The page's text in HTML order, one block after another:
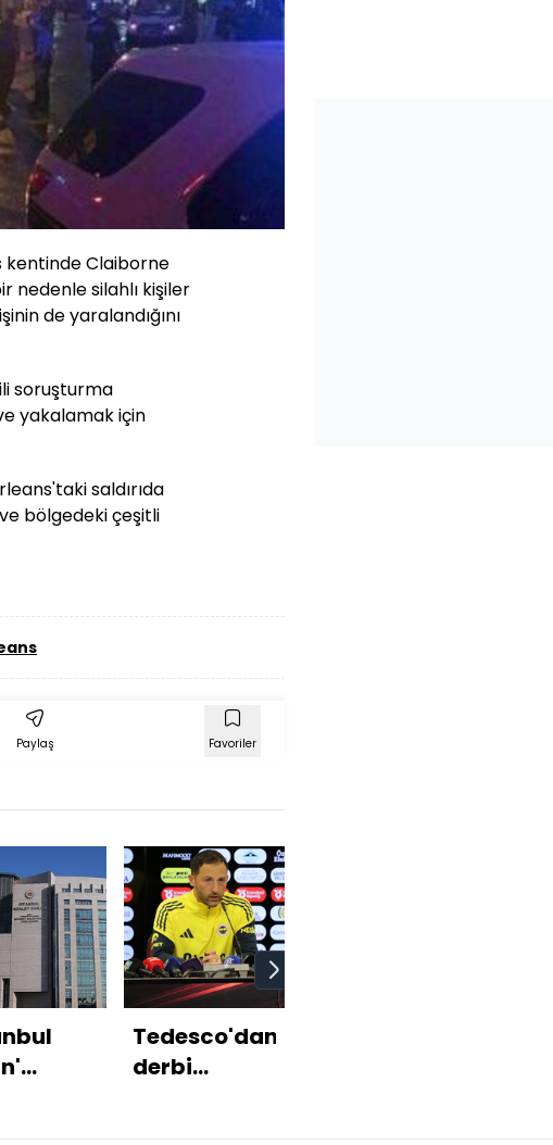
kentinde Claiborne
nedenle silahlı kişiler
de yaralandığını
soruşturma
yakalamak için
saldırıda
bölgedeki çeşitli
Paylaş Favoriler
Tedesco'dan
derbi